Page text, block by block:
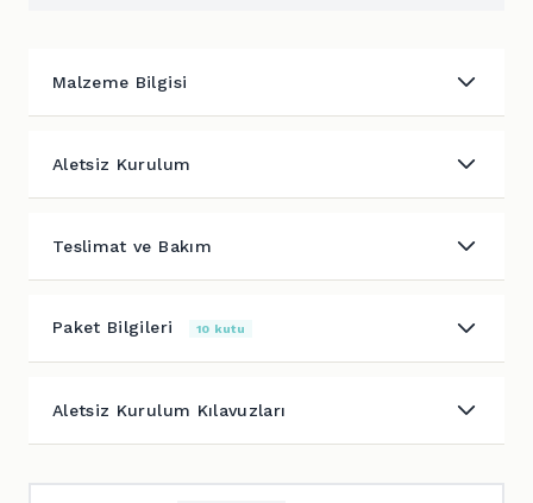
Malzeme Bilgisi
Aletsiz Kurulum
Teslimat ve Bakım
Paket Bilgileri 10 kutu
Aletsiz Kurulum Kılavuzları